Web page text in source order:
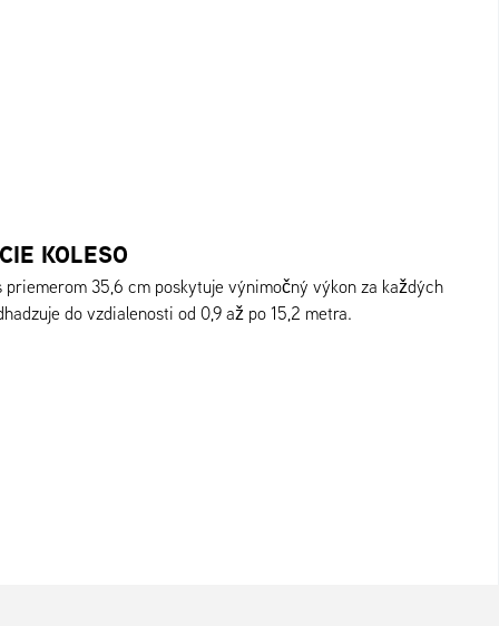
KOLESO
35,6 cm poskytuje výnimočný výkon za každých
do vzdialenosti od 0,9 až po 15,2 metra.